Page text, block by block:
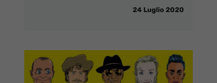
24 Luglio 2020